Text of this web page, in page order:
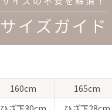
160cm 165cm